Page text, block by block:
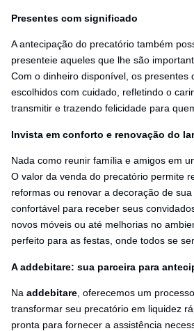
Presentes com significado
A antecipação do precatório também
presenteie aqueles que lhe são
Com o dinheiro disponível, os presentes
escolhidos com cuidado, refletindo o
transmitir e trazendo felicidade para
Invista em conforto e renovação do lar
Nada como reunir família e amigos em
O valor da venda do precatório permite
reformas ou renovar a decoração de
confortável para receber seus
novos móveis ou até melhorias no
perfeito para as festas, onde todos se
A addebitare: sua parceira para
Na addebitare , oferecemos um
transformar seu precatório em liquidez
pronta para fornecer a assistência